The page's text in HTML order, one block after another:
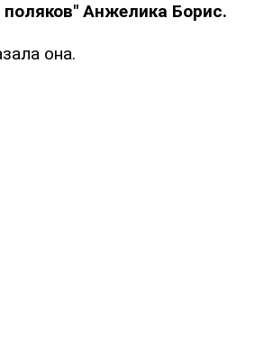
Анжелика Борис.
она.